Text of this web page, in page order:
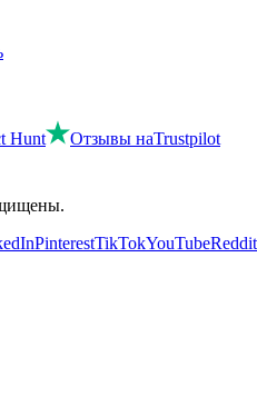
Hunt Отзывы наTrustpilot
PinterestTikTokYouTubeReddit